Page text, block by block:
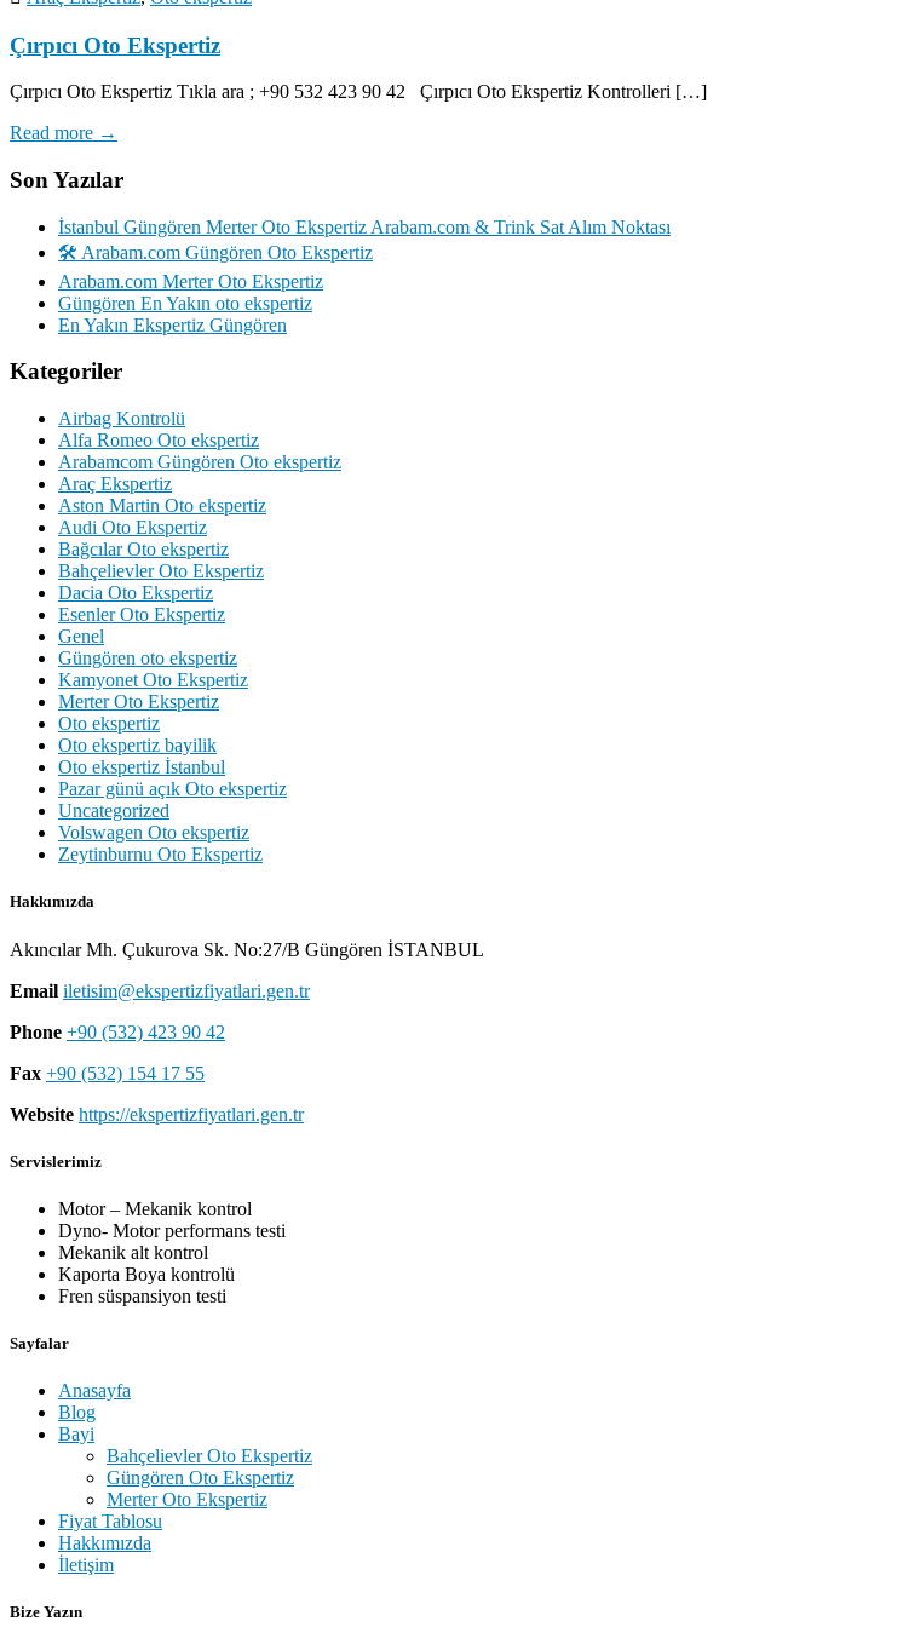
Çırpıcı Oto Ekspertiz
Çırpıcı Oto Ekspertiz Tıkla ara ; +90 532 423 90 42 Çırpıcı Oto Ekspertiz Kontrolleri […]
Read more →
Son Yazılar
İstanbul Güngören Merter Oto Ekspertiz Arabam.com & Trink Sat Alım Noktası
🛠️ Arabam.com Güngören Oto Ekspertiz
Arabam.com Merter Oto Ekspertiz
Güngören En Yakın oto ekspertiz
En Yakın Ekspertiz Güngören
Kategoriler
Airbag Kontrolü
Alfa Romeo Oto ekspertiz
Arabamcom Güngören Oto ekspertiz
Araç Ekspertiz
Aston Martin Oto ekspertiz
Audi Oto Ekspertiz
Bağcılar Oto ekspertiz
Bahçelievler Oto Ekspertiz
Dacia Oto Ekspertiz
Esenler Oto Ekspertiz
Genel
Güngören oto ekspertiz
Kamyonet Oto Ekspertiz
Merter Oto Ekspertiz
Oto ekspertiz
Oto ekspertiz bayilik
Oto ekspertiz İstanbul
Pazar günü açık Oto ekspertiz
Uncategorized
Volswagen Oto ekspertiz
Zeytinburnu Oto Ekspertiz
Hakkımızda
Akıncılar Mh. Çukurova Sk. No:27/B Güngören İSTANBUL
Email iletisim@ekspertizfiyatlari.gen.tr
Phone +90 (532) 423 90 42
Fax +90 (532) 154 17 55
Website https://ekspertizfiyatlari.gen.tr
Servislerimiz
Motor – Mekanik kontrol
Dyno- Motor performans testi
Mekanik alt kontrol
Kaporta Boya kontrolü
Fren süspansiyon testi
Sayfalar
Anasayfa
Blog
Bayi
Bahçelievler Oto Ekspertiz
Güngören Oto Ekspertiz
Merter Oto Ekspertiz
Fiyat Tablosu
Hakkımızda
İletişim
Bize Yazın